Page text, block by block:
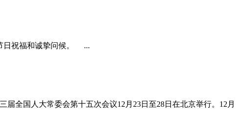
日祝福和诚挚问候。 ...
全国人大常委会第十五次会议12月23日至28日在北京举行。12月